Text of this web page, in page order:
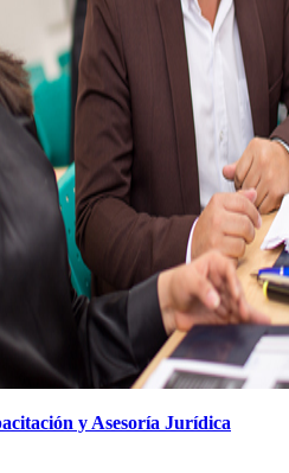
y Asesoría Jurídica